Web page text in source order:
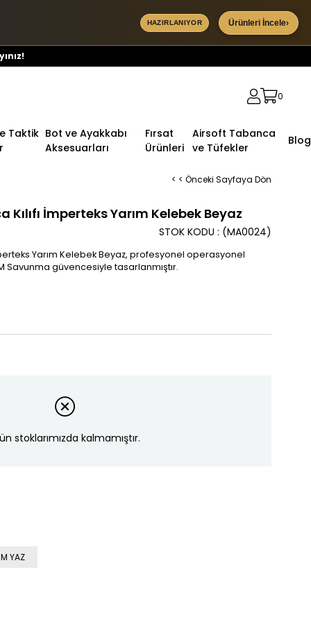
HAZIRLANIYOR Ürünleri İncele›
0
Taktik Bot ve Ayakkabı
Aksesuarları
Fırsat
Ürünleri
Airsoft Tabanca
ve Tüfekler
Blog
< < Önceki Sayfaya Dön
İmperteks Yarım Kelebek Beyaz
(MA0024)
STOK KODU
Yarım Kelebek Beyaz, profesyonel operasyonel
Savunma güvencesiyle tasarlanmıştır.
stoklarımızda kalmamıştır.
YAZ